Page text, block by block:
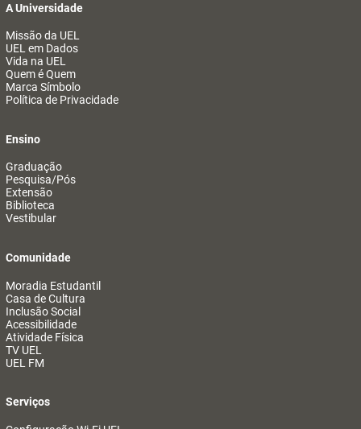
A Universidade
Missão da UEL
UEL em Dados
Vida na UEL
Quem é Quem
Marca Símbolo
Política de Privacidade
Ensino
Graduação
Pesquisa/Pós
Extensão
Biblioteca
Vestibular
Comunidade
Moradia Estudantil
Casa de Cultura
Inclusão Social
Acessibilidade
Atividade Física
TV UEL
UEL FM
Serviços